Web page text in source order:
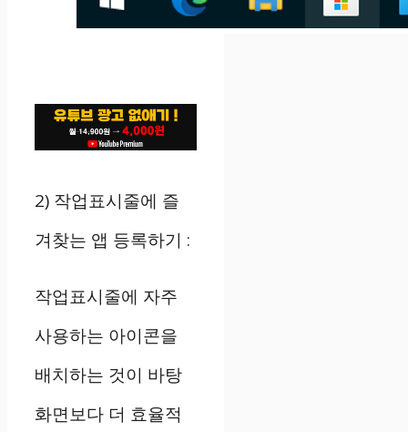
2) 작업표시줄에 즐
겨찾는 앱 등록하기 :
작업표시줄에 자주
사용하는 아이콘을
배치하는 것이 바탕
화면보다 더 효율적